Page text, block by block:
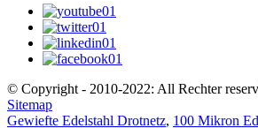
© Copyright - 2010-2022: All Rechter
Sitemap
Gewiefte Edelstahl Drotnetz, 100 Mikron